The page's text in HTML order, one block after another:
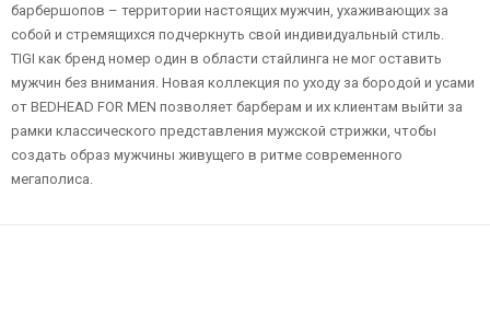
барбершопов – территории настоящих мужчин, ухаживающих за
собой и стремящихся подчеркнуть свой индивидуальный стиль.
TIGI как бренд номер один в области стайлинга не мог оставить
мужчин без внимания. Новая коллекция по уходу за бородой и усами
от BEDHEAD FOR MEN позволяет барберам и их клиентам выйти за
рамки классического представления мужской стрижки, чтобы
создать образ мужчины живущего в ритме современного
мегаполиса.